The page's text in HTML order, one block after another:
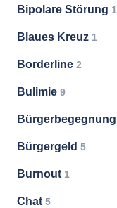
Bipolare Störung 1
Blaues Kreuz 1
Borderline 2
Bulimie 9
Bürgerbegegnung
Bürgergeld 5
Burnout 1
Chat 5